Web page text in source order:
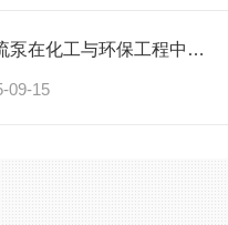
潜水回流泵在化工与环保工程中的关键作用
09-15